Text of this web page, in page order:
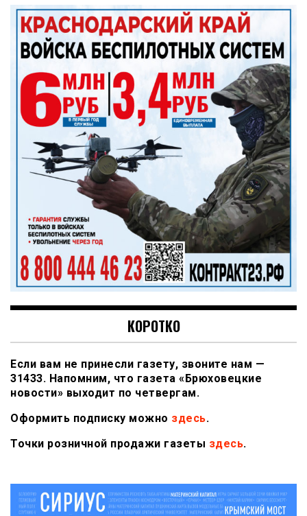
КОРОТКО
Если вам не принесли газету, звоните нам —
31433. Напомним, что газета «Брюховецкие
новости» выходит по четвергам.
Оформить подписку можно здесь.
Точки розничной продажи газеты здесь.